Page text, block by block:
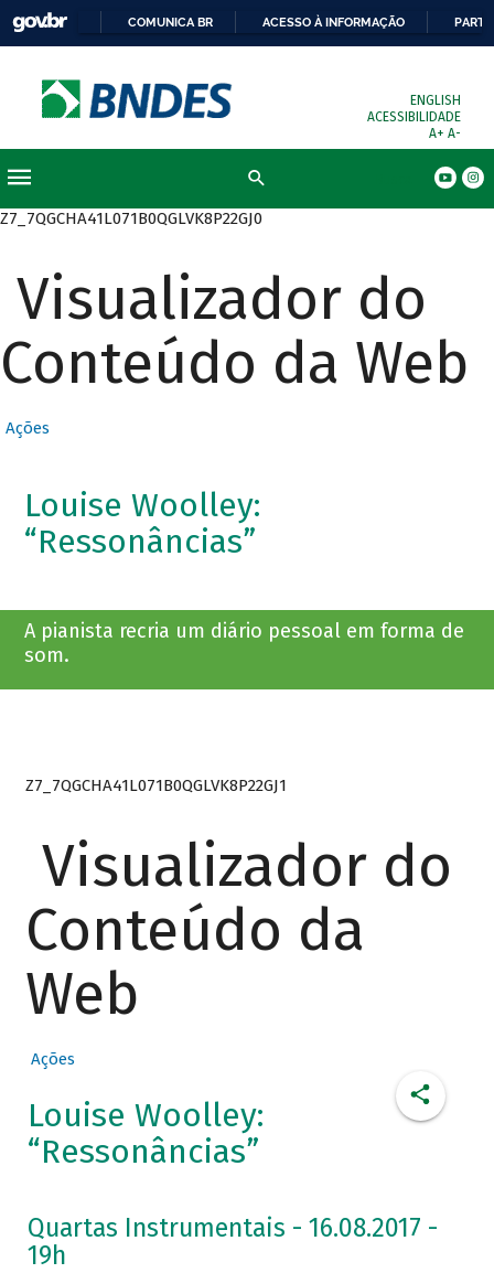
COMUNICA BR ACESSO À INFORMAÇÃO
ENGLISH
ACESSIBILIDADE
A+ A-
Z7_7QGCHA41L071B0QGLVK8P22GJ0
Visualizador do
Conteúdo da Web
Ações
Louise Woolley:
“Ressonâncias”
A pianista recria um diário pessoal em forma de
som.
Z7_7QGCHA41L071B0QGLVK8P22GJ1
Visualizador do
Conteúdo da
Web
Ações
Louise Woolley:
“Ressonâncias”
Quartas Instrumentais - 16.08.2017 -
19h